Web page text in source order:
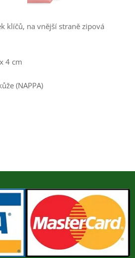
klíčů, na vnější straně zipová
4 cm
(NAPPA)